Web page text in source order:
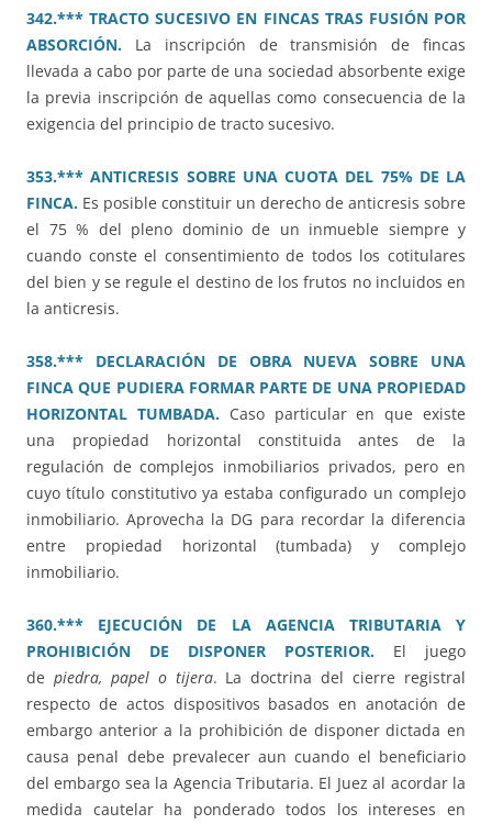
342.*** TRACTO SUCESIVO EN FINCAS TRAS FUSIÓN POR
ABSORCIÓN. La inscripción de transmisión de fincas
llevada a cabo por parte de una sociedad absorbente exige
la previa inscripción de aquellas como consecuencia de la
exigencia del principio de tracto sucesivo.
353.*** ANTICRESIS SOBRE UNA CUOTA DEL 75% DE LA
FINCA. Es posible constituir un derecho de anticresis sobre
el 75 % del pleno dominio de un inmueble siempre y
cuando conste el consentimiento de todos los cotitulares
del bien y se regule el destino de los frutos no incluidos en
la anticresis.
358.*** DECLARACIÓN DE OBRA NUEVA SOBRE UNA
FINCA QUE PUDIERA FORMAR PARTE DE UNA PROPIEDAD
HORIZONTAL TUMBADA.Caso particular en que existe
una propiedad horizontal constituida antes de la
regulación de complejos inmobiliarios privados, pero en
cuyo título constitutivo ya estaba configurado un complejo
inmobiliario. Aprovecha la DG para recordar la diferencia
entre propiedad horizontal (tumbada) y complejo
inmobiliario.
360.*** EJECUCIÓN DE LA AGENCIA TRIBUTARIA Y
PROHIBICIÓN DE DISPONER POSTERIOR. El juego
de piedra, papel o tijera. La doctrina del cierre registral
respecto de actos dispositivos basados en anotación de
embargo anterior a la prohibición de disponer dictada en
causa penal debe prevalecer aun cuando el beneficiario
del embargo sea la Agencia Tributaria. El Juez al acordar la
medida cautelar ha ponderado todos los intereses en